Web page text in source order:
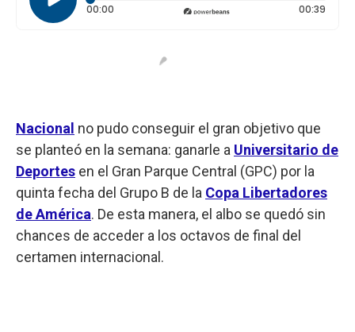
00:00 Tiempo transcurrido: 0 segundos 00:39
Nacional no pudo conseguir el gran objetivo que
se planteó en la semana: ganarle a Universitario de
Deportes en el Gran Parque Central (GPC) por la
quinta fecha del Grupo B de la Copa Libertadores
de América. De esta manera, el albo se quedó sin
chances de acceder a los octavos de final del
certamen internacional.